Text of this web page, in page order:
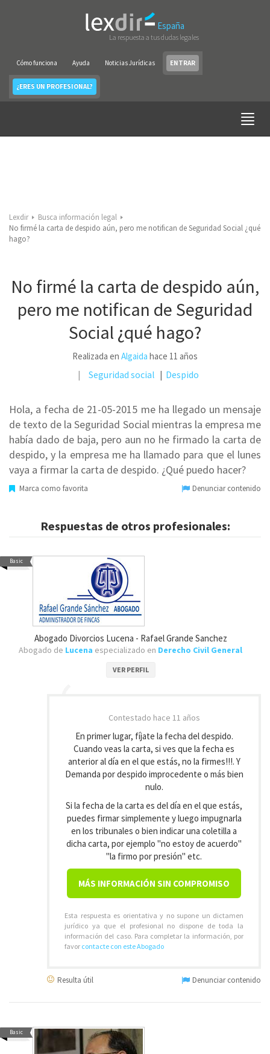
España
La respuesta a tus dudas legales
Cómo funciona Ayuda Noticias Jurídicas ENTRAR
¿ERES UN PROFESIONAL?
Lexdir
Busca información legal
No firmé la carta de despido aún, pero me notifican de Seguridad Social ¿qué
hago?
No firmé la carta de despido aún,
pero me notifican de Seguridad
Social ¿qué hago?
Realizada en Algaida hace 11 años
Seguridad social Despido
Hola, a fecha de 21-05-2015 me ha llegado un mensaje
de texto de la Seguridad Social mientras la empresa me
había dado de baja, pero aun no he firmado la carta de
despido, y la empresa me ha llamado para que el lunes
vaya a firmar la carta de despido. ¿Qué puedo hacer?
Marca como favorita Denunciar contenido
Respuestas de otros profesionales:
Basic
Abogado Divorcios Lucena - Rafael Grande Sanchez
Abogado de Lucena especializado en Derecho Civil General
VER PERFIL
Contestado hace 11 años
En primer lugar, fíjate la fecha del despido.
Cuando veas la carta, si ves que la fecha es
anterior al día en el que estás, no la firmes!!!. Y
Demanda por despido improcedente o más bien
nulo.
Si la fecha de la carta es del día en el que estás,
puedes firmar simplemente y luego impugnarla
en los tribunales o bien indicar una coletilla a
dicha carta, por ejemplo "no estoy de acuerdo"
"la firmo por presión" etc.
MÁS INFORMACIÓN SIN COMPROMISO
Esta respuesta es orientativa y no supone un dictamen
jurídico ya que el profesional no dispone de toda la
información del caso. Para completar la información, por
favor contacte con este Abogado
Resulta útil Denunciar contenido
Basic